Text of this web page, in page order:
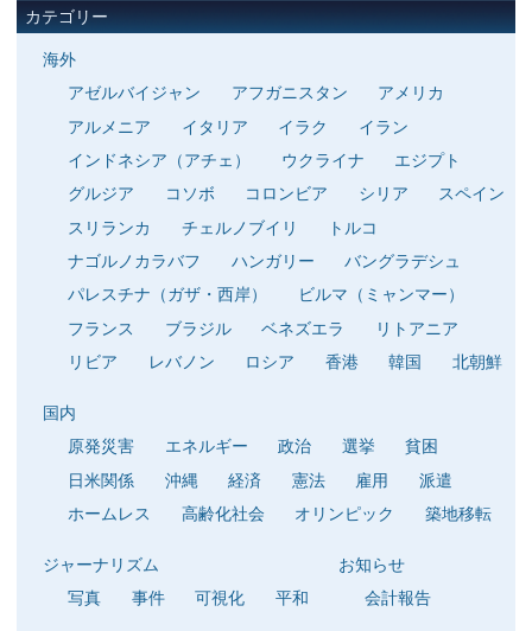
カテゴリー
海外
アゼルバイジャン
アフガニスタン
アメリカ
アルメニア
イタリア イラク
イラン
インドネシア（アチェ）
ウクライナ
エジプト
グルジア
コソボ コロンビア シリア
スペイン
スリランカ
チェルノブイリ
トルコ
ナゴルノカラバフ
ハンガリー
バングラデシュ
パレスチナ（ガザ・西岸）
ビルマ（ミャンマー）
フランス
ブラジル ベネズエラ
リトアニア
リビア
レバノン ロシア 香港 韓国 北朝鮮
国内
原発災害
エネルギー 政治 選挙
貧困
日米関係
沖縄 経済 憲法 雇用
派遣
ホームレス
高齢化社会 オリンピック 築地移転
ジャーナリズム
写真
事件 可視化 平和
お知らせ
会計報告